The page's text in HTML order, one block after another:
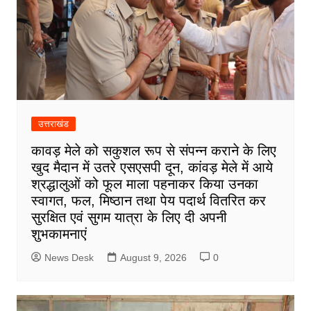
उत्तराखंड
कावड़ मेले को सकुशल रूप से संपन्न कराने के लिए
खुद मैदान में उतरे एसएसपी दून, कांवड़ मेले में आये
श्रद्धालुओं को फूल माला पहनाकर किया उनका
स्वागत, फल, मिष्ठान तथा पेय पदार्थ वितरित कर
सुरक्षित एवं सुगम यात्रा के लिए दी अपनी
शुभकामनाएं
News Desk August 9, 2026 0